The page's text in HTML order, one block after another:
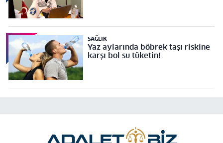
SAĞLIK
Yaz aylarında böbrek taşı riskine
karşı bol su tüketin!